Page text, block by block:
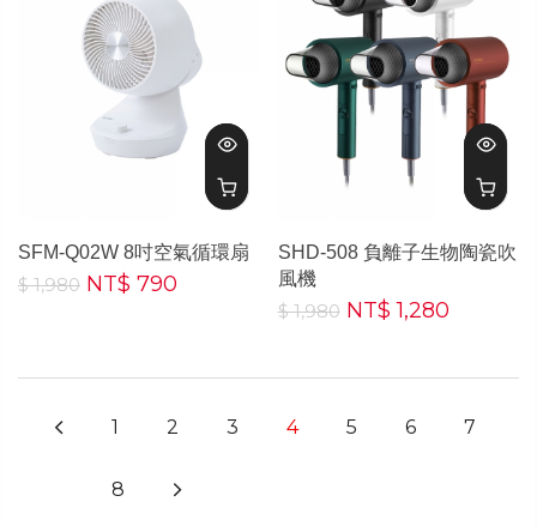
SFM-Q02W 8吋空氣循環扇
$ 1,980 NT$ 790
SHD-508 負離子生物陶瓷吹
風機
$ 1,980 NT$ 1,280
1 2 3 4 5 6 7
8